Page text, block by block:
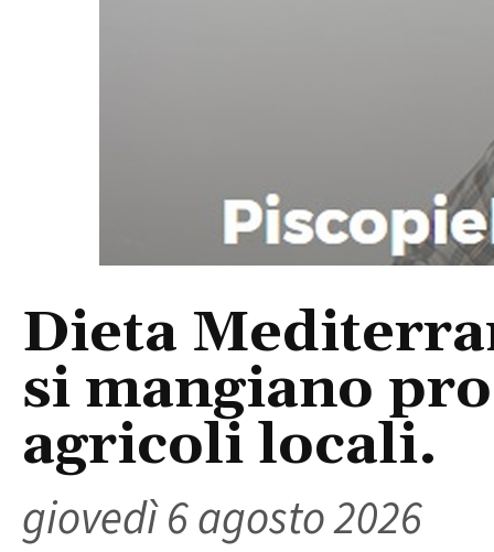
Dieta
si mangiano
agricoli locali.
giovedì 6 agosto 2026